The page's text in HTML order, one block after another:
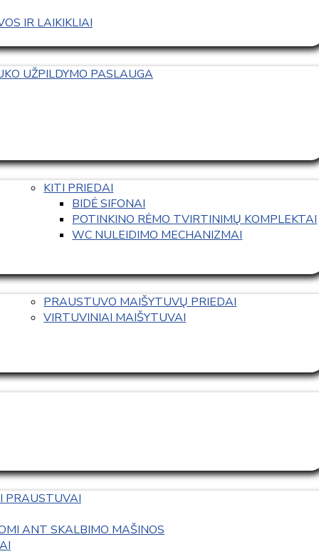
IR LAIKIKLIAI
UŽPILDYMO PASLAUGA
KITI PRIEDAI
BIDĖ SIFONAI
POTINKINO RĖMO TVIRTINIMŲ KOMPLEKTAI
WC NULEIDIMO MECHANIZMAI
PRAUSTUVO MAIŠYTUVŲ PRIEDAI
VIRTUVINIAI MAIŠYTUVAI
PRAUSTUVAI
ANT SKALBIMO MAŠINOS